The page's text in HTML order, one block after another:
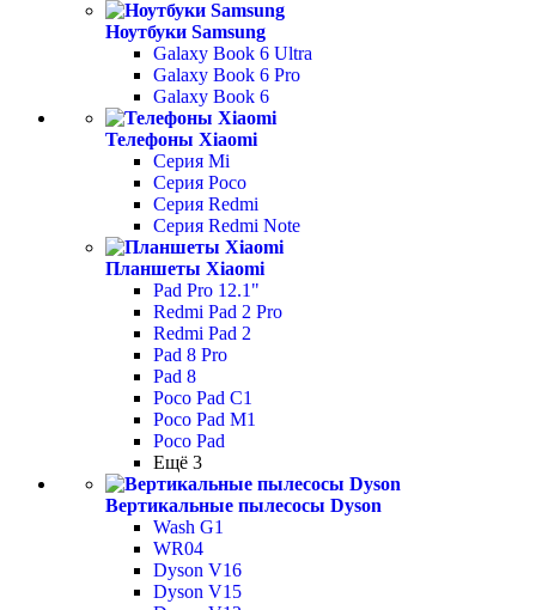
Ноутбуки Samsung
Galaxy Book 6 Ultra
Galaxy Book 6 Pro
Galaxy Book 6
Телефоны Xiaomi
Серия Mi
Серия Poco
Серия Redmi
Серия Redmi Note
Планшеты Xiaomi
Pad Pro 12.1"
Redmi Pad 2 Pro
Redmi Pad 2
Pad 8 Pro
Pad 8
Poco Pad С1
Poco Pad M1
Poco Pad
Ещё 3
Вертикальные пылесосы Dyson
Wash G1
WR04
Dyson V16
Dyson V15